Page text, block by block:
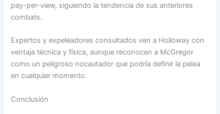
pay-per-view, siguiendo la tendencia de sus anteriores
combats.
Expertos y expeleadores consultados ven a Holloway con
ventaja técnica y física, aunque reconocen a McGregor
como un peligroso nocautador que podría definir la pelea
en cualquier momento.
Conclusión